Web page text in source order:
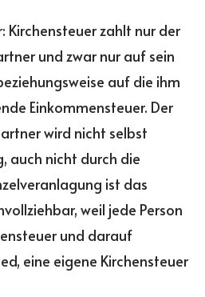
Kirchensteuer zahlt nur der
und zwar nur auf sein
auf die ihm
Einkommensteuer. Der
wird nicht selbst
auch nicht durch die
ist das
weil jede Person
und darauf
eine eigene Kirchensteuer